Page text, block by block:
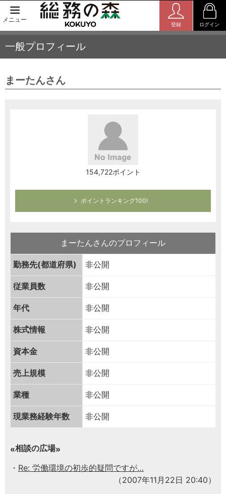
メニュー
登録 ログイン
一般プロフィール
まーたんさん
154,722ポイント
ポイントランキング100!
まーたんさんのプロフィール
勤務先(都道府県) 非公開
従業員数 非公開
年代 非公開
株式情報 非公開
資本金 非公開
売上規模 非公開
業種 非公開
現業務経験年数 非公開
相談の広場
Re: 労働環境の初歩的疑問ですが…
（2007年11月22日 20:40）